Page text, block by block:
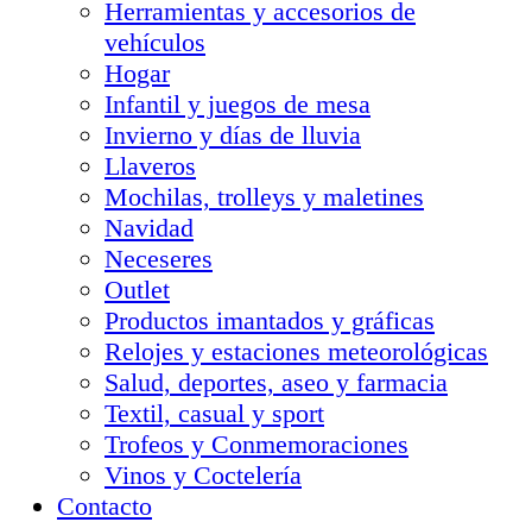
Herramientas y accesorios de
vehículos
Hogar
Infantil y juegos de mesa
Invierno y días de lluvia
Llaveros
Mochilas, trolleys y maletines
Navidad
Neceseres
Outlet
Productos imantados y gráficas
Relojes y estaciones meteorológicas
Salud, deportes, aseo y farmacia
Textil, casual y sport
Trofeos y Conmemoraciones
Vinos y Coctelería
Contacto